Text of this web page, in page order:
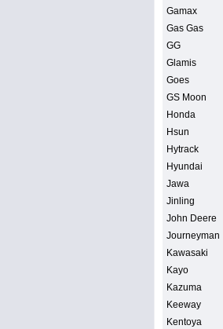
Gamax
Gas Gas
GG
Glamis
Goes
GS Moon
Honda
Hsun
Hytrack
Hyundai
Jawa
Jinling
John Deere
Journeyman
Kawasaki
Kayo
Kazuma
Keeway
Kentoya